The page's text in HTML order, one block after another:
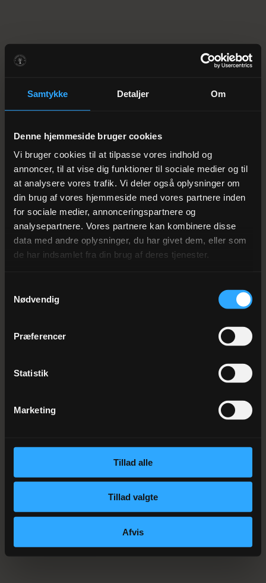
Samtykke Detaljer Om
Denne hjemmeside bruger cookies
Vi bruger cookies til at tilpasse vores indhold og
annoncer, til at vise dig funktioner til sociale medier og til
at analysere vores trafik. Vi deler også oplysninger om
din brug af vores hjemmeside med vores partnere inden
for sociale medier, annonceringspartnere og
analysepartnere. Vores partnere kan kombinere disse
data med andre oplysninger, du har givet dem, eller som
de har indsamlet fra din brug af deres tjenester.
Nødvendig
Præferencer
Statistik
Marketing
Tillad alle
Tillad valgte
Afvis